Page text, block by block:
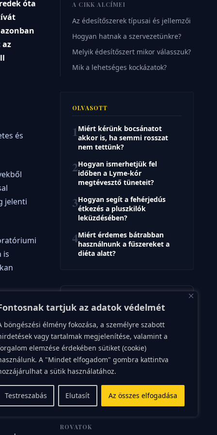
tartjuk az adatok védelmét
böngészési élmény fokozása, a személyre szabott
vagy tartalmak megjelenítése, valamint a
elemzése érdekében sütiket (cookie)
A "Mindet elfogadom" gombra kattintva
a sütik használatához.
Testreszabás Elutasít Az összes elfogadása
óta
az
és
jelenti
is
A CIKK ALCÍMEI
Az édesítőszerek típusai és jellemzői
Hogyan hatnak a szervezetünkre?
Melyik édesítőszert mikor válasszuk?
Mik a lehetséges kockázatok?
OLVASOTT
1Miért kérünk bocsánatot
akkor is, ha semmi rosszat
nem tettünk?
2Hogyan ismerhetjük fel
időben a Lyme-kór
megtévesztő tüneteit?
3Hogyan segít a fehérjedús
étkezés a pluszkilók
leküzdésében?
4Miért érdemes bátrabban
használnunk a fűszereket a
diéta alatt?
VÉLEMÉNY
A bél-agy tengely titkai:
Hogyan etesd a boldogságod
Tudod, az emberiség évezredek óta
gyanítja, hogy a hasunkban lakozó
érzések sokkal többet jelentenek puszta
emésztésnél. A modern tudomány mára
Rea
szerző
ROVATOK